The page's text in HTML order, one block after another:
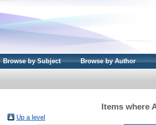
Browse by Subject Browse by Author
Items where
Up a level